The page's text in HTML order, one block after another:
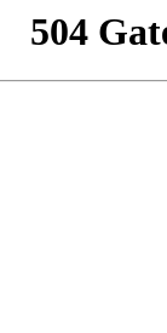
504